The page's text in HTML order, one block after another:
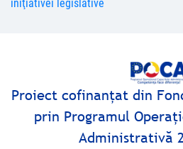
iniţiativei legislative
Proiect cofinanţat din
prin Programul
Administrativă